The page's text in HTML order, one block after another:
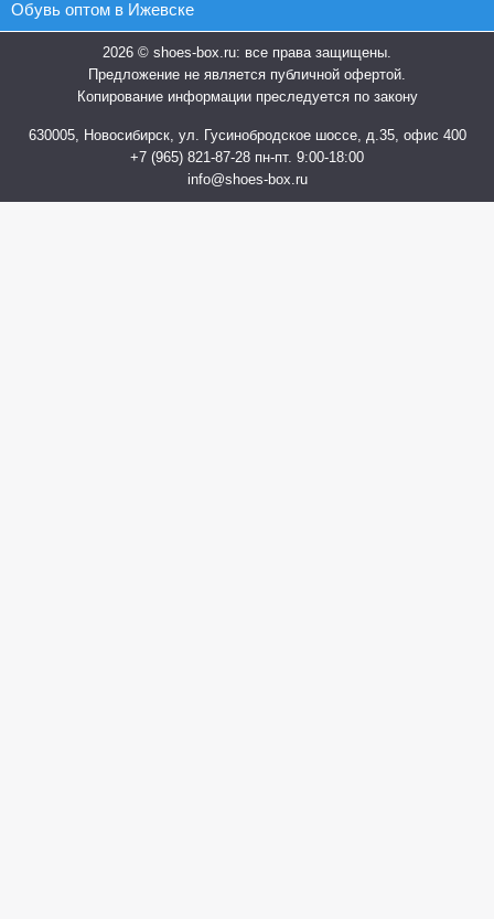
Обувь оптом в Ижевске
2026 © shoes-box.ru: все права защищены.
Предложение не является публичной офертой.
Копирование информации преследуется по закону
630005, Новосибирск, ул. Гусинобродское шоссе, д.35, офис 400
+7 (965) 821-87-28 пн-пт. 9:00-18:00
info@shoes-box.ru